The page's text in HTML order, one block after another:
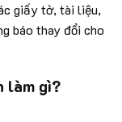
giấy tờ, tài liệu,
báo thay đổi cho
làm gì?